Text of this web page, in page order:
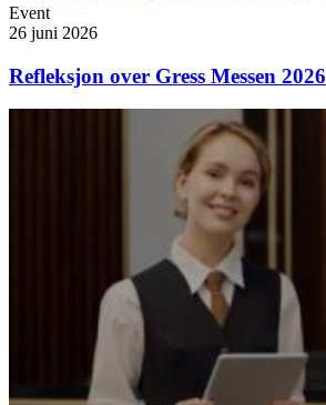
Event
26 juni 2026
Refleksjon over Gress Messen 2026